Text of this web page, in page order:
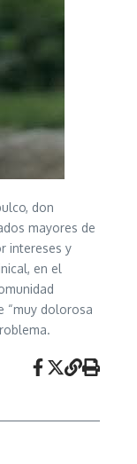
don
mayores de
intereses y
en el
“muy dolorosa